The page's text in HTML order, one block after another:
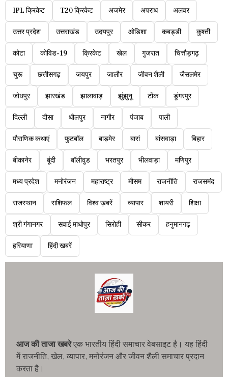
IPL क्रिकेट T20 क्रिकेट अजमेर अपराध अलवर
उत्तर प्रदेश उत्तराखंड उदयपुर ओडिशा कबड्डी कुश्ती
कोटा कोविड-19 क्रिकेट खेल गुजरात चित्तौड़गढ़
चुरू छत्तीसगढ़ जयपुर जालौर जीवन शैली जैसलमेर
जोधपुर झारखंड झालावाड़ झुंझुनू टोंक डूंगरपुर
दिल्ली दौसा धौलपुर नागौर पंजाब पाली
पौराणिक कथाएं फुटबॉल बाड़मेर बारां बांसवाड़ा बिहार
बीकानेर बूंदी बॉलीवुड भरतपुर भीलवाड़ा मणिपुर
मध्य प्रदेश मनोरंजन महाराष्ट्र मौसम राजनीति राजसमंद
राजस्थान राशिफल विश्व ख़बरें व्यापार शायरी शिक्षा
श्री गंगानगर सवाई माधोपुर सिरोही सीकर हनुमानगढ़
हरियाणा हिंदी खबरें
आज की ताजा खबरेएक भारतीय हिंदी समाचार वेबसाइट है। यह हिंदी
में राजनीति, खेल, व्यापार, मनोरंजन और जीवन शैली समाचार प्रदान
करता है।